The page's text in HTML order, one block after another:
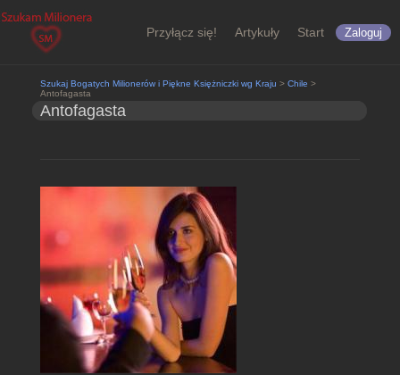
Przyłącz się! Artykuły Start Zaloguj
Szukaj Bogatych Milionerów i Piękne Księżniczki wg Kraju > Chile >
Antofagasta
Antofagasta